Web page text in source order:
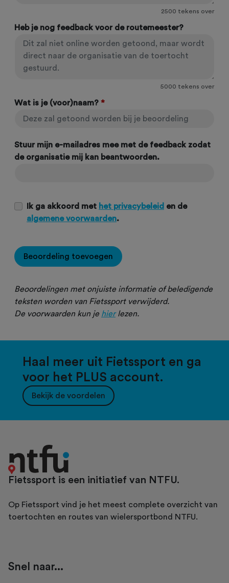
2500 tekens over
Heb je nog feedback voor de routemeester?
5000 tekens over
Wat is je (voor)naam? *
Stuur mijn e-mailadres mee met de feedback zodat
de organisatie mij kan beantwoorden.
Ik ga akkoord met het privacybeleid en de
algemene voorwaarden.
Beoordeling toevoegen
Beoordelingen met onjuiste informatie of beledigende
teksten worden van Fietssport verwijderd.
De voorwaarden kun je hierlezen.
Haal meer uit Fietssport en ga
voor het PLUS account.
Bekijk de voordelen
Fietssport is een initiatief van NTFU.
Op Fietssport vind je het meest complete overzicht van
toertochten en routes van wielersportbond NTFU.
Snel naar...